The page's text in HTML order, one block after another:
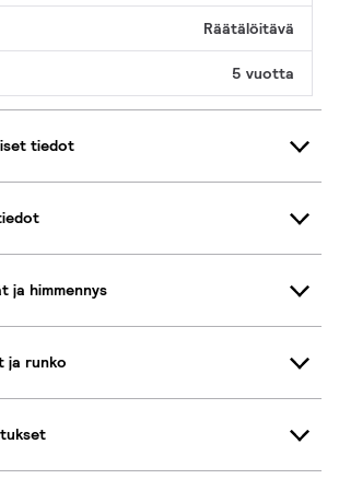
Räätälöitävä
5 vuotta
tiedot
ja himmennys
ja runko